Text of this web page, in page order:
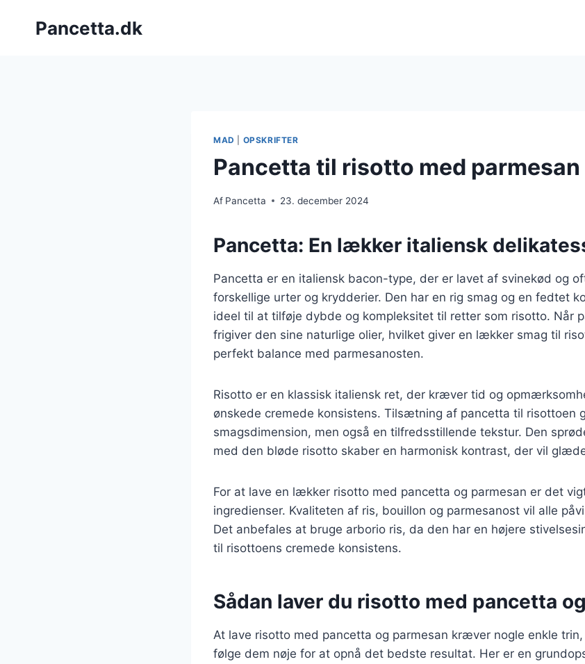
Pancetta.dk
MAD OPSKRIFTER
Pancetta til risotto med parmesan
Af Pancetta 23. december 2024
Pancetta: En lækker italiensk
Pancetta er en italiensk bacon-type, der er lavet af svinekød og
forskellige urter og krydderier. Den har en rig smag og en fedtet
ideel til at tilføje dybde og kompleksitet til retter som risotto. Når
frigiver den sine naturlige olier, hvilket giver en lækker smag til
perfekt balance med parmesanosten.
Risotto er en klassisk italiensk ret, der kræver tid og
ønskede cremede konsistens. Tilsætning af pancetta til risottoen
smagsdimension, men også en tilfredsstillende tekstur. Den
med den bløde risotto skaber en harmonisk kontrast, der vil
For at lave en lækker risotto med pancetta og parmesan er det
ingredienser. Kvaliteten af ris, bouillon og parmesanost vil alle
Det anbefales at bruge arborio ris, da den har en højere
til risottoens cremede konsistens.
Sådan laver du risotto med pancetta
At lave risotto med pancetta og parmesan kræver nogle enkle
følge dem nøje for at opnå det bedste resultat. Her er en